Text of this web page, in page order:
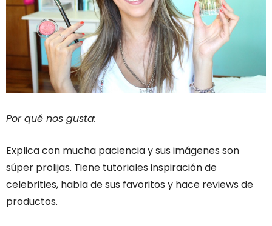
Por qué nos gusta:
Explica con mucha paciencia y sus imágenes son
súper prolijas. Tiene tutoriales inspiración de
celebrities, habla de sus favoritos y hace reviews de
productos.